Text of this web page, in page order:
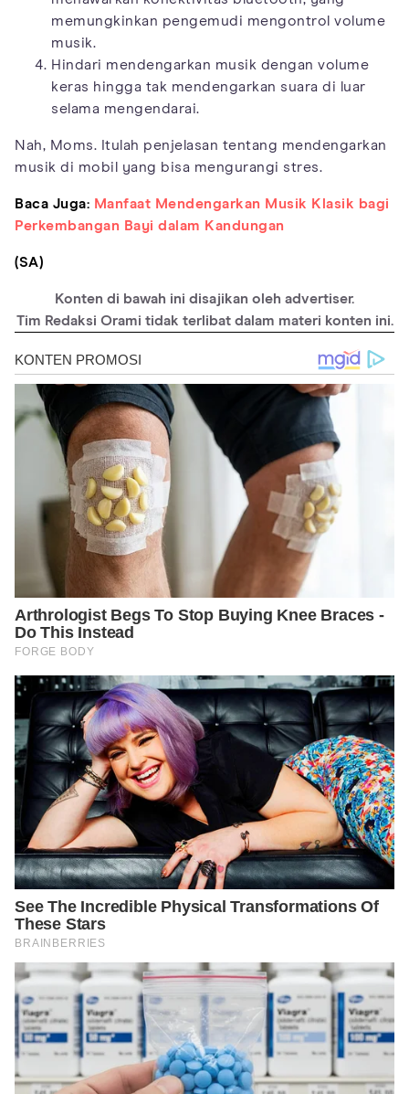
memungkinkan pengemudi mengontrol volume
musik.
Hindari mendengarkan musik dengan volume
keras hingga tak mendengarkan suara di luar
selama mengendarai.
Nah, Moms. Itulah penjelasan tentang mendengarkan
musik di mobil yang bisa mengurangi stres.
Baca Juga: Manfaat Mendengarkan Musik Klasik bagi
Perkembangan Bayi dalam Kandungan
(SA)
Konten di bawah ini disajikan oleh advertiser.
Tim Redaksi Orami tidak terlibat dalam materi konten ini.